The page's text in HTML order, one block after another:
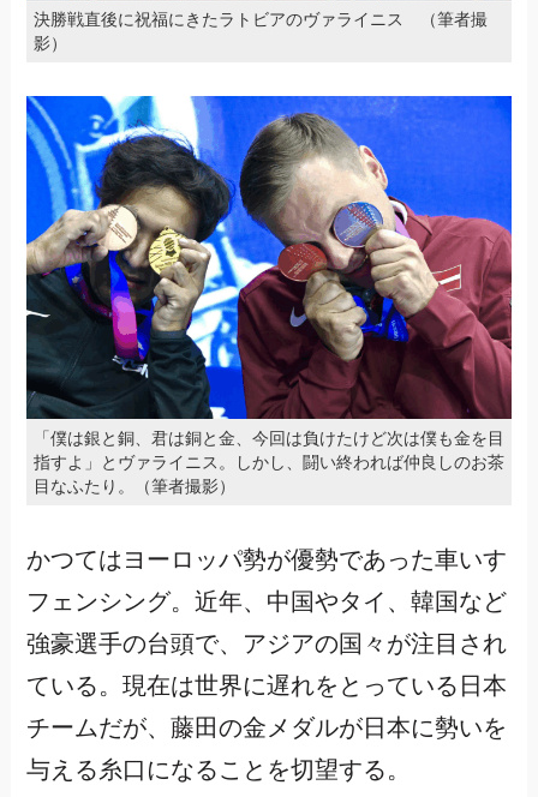
決勝戦直後に祝福にきたラトビアのヴァライニス （筆者撮
影）
「僕は銀と銅、君は銅と金、今回は負けたけど次は僕も金を目
指すよ」とヴァライニス。しかし、闘い終われば仲良しのお茶
目なふたり。（筆者撮影）
かつてはヨーロッパ勢が優勢であった車いす
フェンシング。近年、中国やタイ、韓国など
強豪選手の台頭で、アジアの国々が注目され
ている。現在は世界に遅れをとっている日本
チームだが、藤田の金メダルが日本に勢いを
与える糸口になることを切望する。